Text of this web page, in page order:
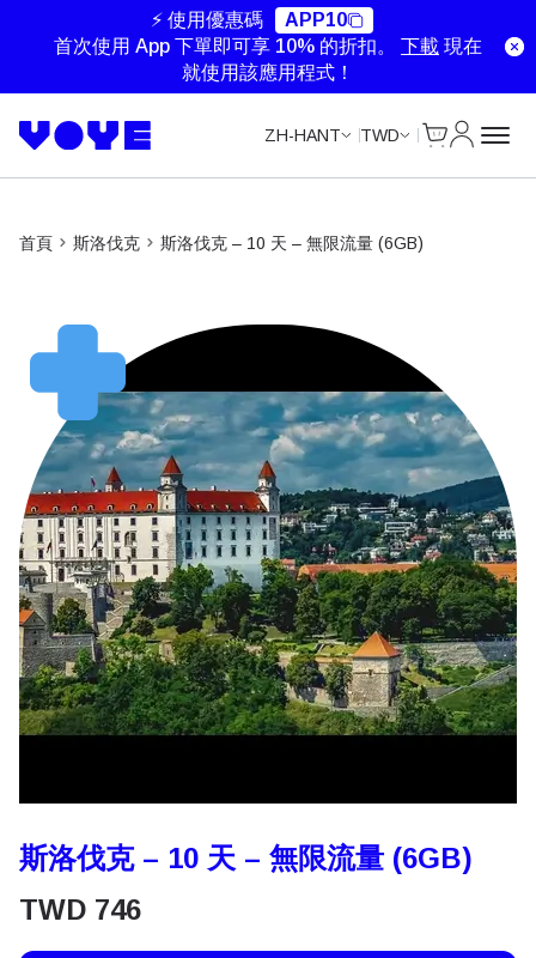
⚡ 使用優惠碼
APP10
首次使用 App 下單即可享 10% 的折扣。 下載 現在
就使用該應用程式！
ZH-HANT TWD
首頁 斯洛伐克 斯洛伐克 – 10 天 – 無限流量 (6GB)
斯洛伐克 – 10 天 – 無限流量 (6GB)
TWD 746